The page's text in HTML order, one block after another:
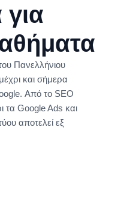
Πανελλήνιου
και σήμερα
Από το SEO
τα Google Ads και
αποτελεί εξ